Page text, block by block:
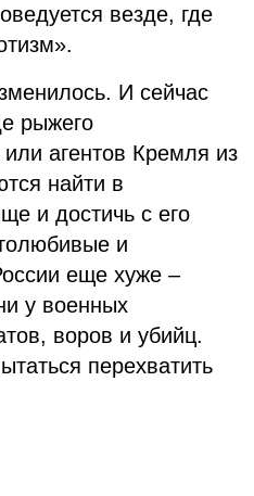
везде, где
И сейчас
рыжего
агентов Кремля из
найти в
и достичь с его
и
еще хуже –
у военных
воров и убийц.
перехватить